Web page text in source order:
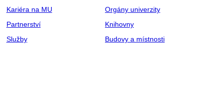
Kariéra na MU
Partnerství
Služby
Orgány univerzity
Knihovny
Budovy a místnosti